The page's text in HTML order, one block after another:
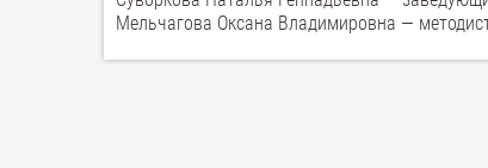
Мельчагова Оксана Владимировна —